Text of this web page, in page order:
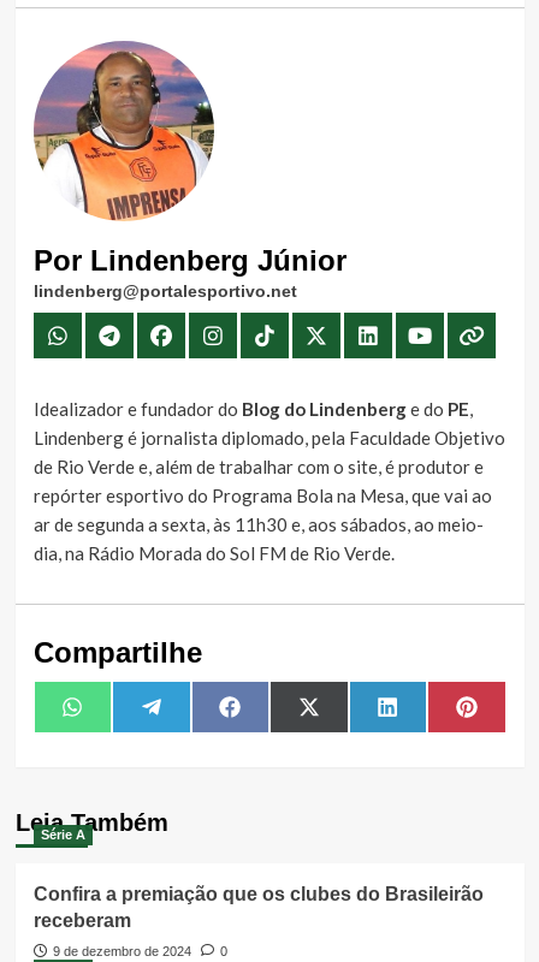
Por Lindenberg Júnior
lindenberg@portalesportivo.net
Idealizador e fundador do Blog do Lindenberge do PE,
Lindenberg é jornalista diplomado, pela Faculdade Objetivo
de Rio Verde e, além de trabalhar com o site, é produtor e
repórter esportivo do Programa Bola na Mesa, que vai ao
ar de segunda a sexta, às 11h30 e, aos sábados, ao meio-
dia, na Rádio Morada do Sol FM de Rio Verde.
Compartilhe
Share
on
WhatsAppShare
on
TelegramShare
on
FacebookShare
on
X
(Twitter)
Share
on
LinkedIn Share
on
Leia Também
Série A
Confira a premiação que os clubes do Brasileirão
receberam
9 de dezembro de 2024
0